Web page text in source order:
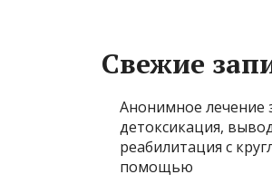
Свежие
Анонимное лечение
детоксикация,
реабилитация с
помощью